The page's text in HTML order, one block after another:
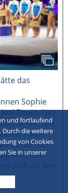
das
Sophie
Bauer, Lisa
bereit, um
– aufs
der TuS
und Gabi
an den
und fortlaufend
Durch die weitere
von Cookies
Sie in unserer